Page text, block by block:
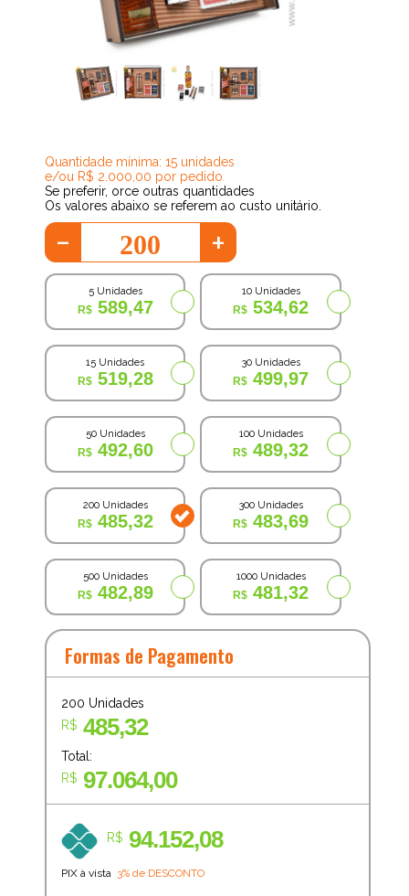
Quantidade mínima: 15 unidades
e/ou R$ 2.000,00 por pedido
Se preferir, orce outras quantidades
Os valores abaixo se referem ao custo unitário.
- +
5 Unidades
589,47
10 Unidades
534,62
15 Unidades
519,28
30 Unidades
499,97
50 Unidades
492,60
100 Unidades
489,32
200 Unidades
485,32
300 Unidades
483,69
500 Unidades
482,89
1000 Unidades
481,32
Formas de Pagamento
200 Unidades
R$ 485,32
Total:
R$ 97.064,00
R$ 94.152,08
PIX à vista 3% de DESCONTO